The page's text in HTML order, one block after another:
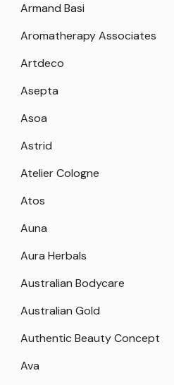
Armand Basi
Aromatherapy Associates
Artdeco
Asepta
Asoa
Astrid
Atelier Cologne
Atos
Auna
Aura Herbals
Australian Bodycare
Australian Gold
Authentic Beauty Concept
Ava